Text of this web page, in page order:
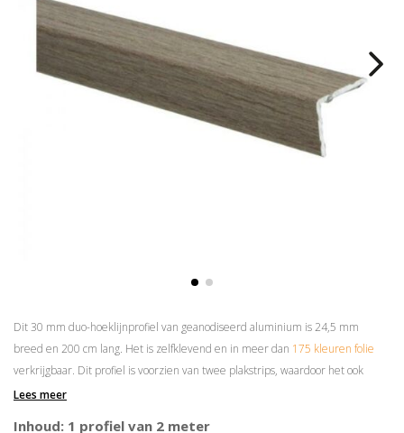
Dit 30 mm duo-hoeklijnprofiel van geanodiseerd aluminium is 24,5 mm
breed en 200 cm lang. Het is zelfklevend en in meer dan 175 kleuren folie
verkrijgbaar. Dit profiel is voorzien van twee plakstrips, waardoor het ook
andersom gemonteerd kan worden.
Superieure plakkracht
Lees meer
Inhoud: 1 profiel van 2 meter